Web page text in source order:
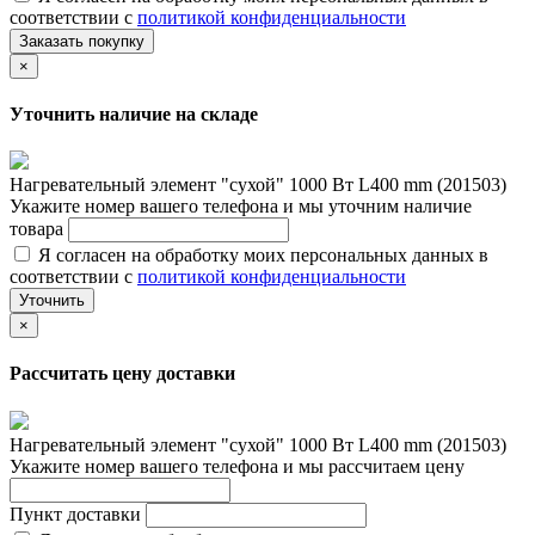
соответствии с политикой конфиденциальности
Заказать покупку
×
Уточнить наличие на складе
Нагревательный элемент "сухой" 1000 Вт L400 mm (201503)
Укажите номер вашего телефона и мы уточним наличие
товара
Я согласен на обработку моих персональных данных в
соответствии с политикой конфиденциальности
Уточнить
×
Рассчитать цену доставки
Нагревательный элемент "сухой" 1000 Вт L400 mm (201503)
Укажите номер вашего телефона и мы рассчитаем цену
Пункт доставки